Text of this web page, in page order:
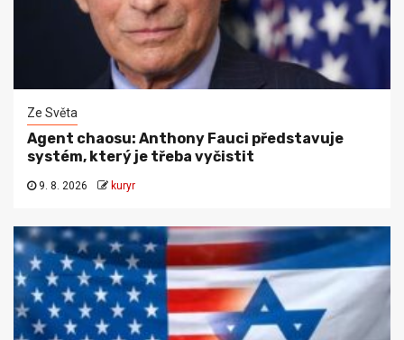
Ze Světa
Agent chaosu: Anthony Fauci představuje
systém, který je třeba vyčistit
9. 8. 2026 kuryr